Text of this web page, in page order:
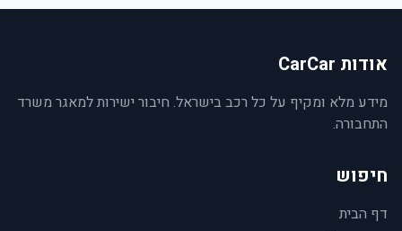
אודות CarCar
מידע מלא ומקיף על כל רכב בישראל. חיבור ישירות למאגר משרד
התחבורה.
חיפוש
דף הבית